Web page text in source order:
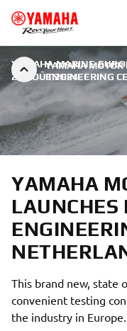
YAMAHA MOTOR
ENGINEERING
YAMAHA MARINE
26 AOÛT 2024
YAMAHA
LAUNCHES
This brand new, state
convenient testing
the industry in Europe.